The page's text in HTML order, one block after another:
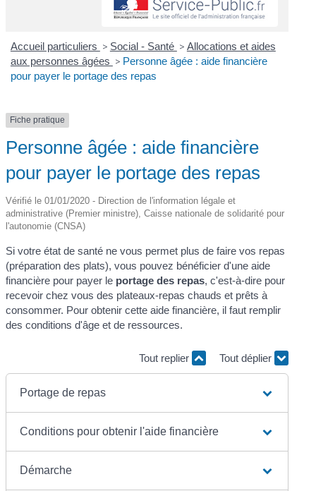
Accueil particuliers > Social - Santé > Allocations et aides
aux personnes âgées > Personne âgée : aide financière
pour payer le portage des repas
Fiche pratique
Personne âgée : aide financière
pour payer le portage des repas
Vérifié le 01/01/2020 - Direction de l'information légale et
administrative (Premier ministre), Caisse nationale de solidarité pour
l'autonomie (CNSA)
Si votre état de santé ne vous permet plus de faire vos repas
(préparation des plats), vous pouvez bénéficier d'une aide
financière pour payer le portage des repas, c'est-à-dire pour
recevoir chez vous des plateaux-repas chauds et prêts à
consommer. Pour obtenir cette aide financière, il faut remplir
des conditions d'âge et de ressources.
Tout replier Tout déplier
Portage de repas
Conditions pour obtenir l'aide financière
Démarche